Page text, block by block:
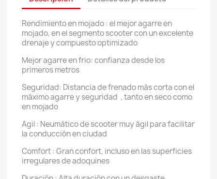
Rendimiento en mojado : el mejor agarre en
mojado, en el segmento scooter con un excelente
drenaje y compuesto optimizado
Mejor agarre en frio: confianza desde los
primeros metros
Seguridad: Distancia de frenado más corta con el
máximo agarre y seguridad , tanto en seco como
en mojado
Agil : Neumático de scooter muy ágil para facilitar
la conducción en ciudad
Comfort : Gran confort, incluso en las superficies
irregulares de adoquines